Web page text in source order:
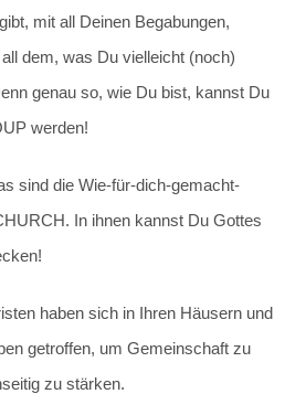
mit all Deinen Begabungen,
dem, was Du vielleicht (noch)
genau so, wie Du bist, kannst Du
werden!
sind die Wie-für-dich-gemacht-
In ihnen kannst Du Gottes
haben sich in Ihren Häusern und
getroffen, um Gemeinschaft zu
zu stärken.